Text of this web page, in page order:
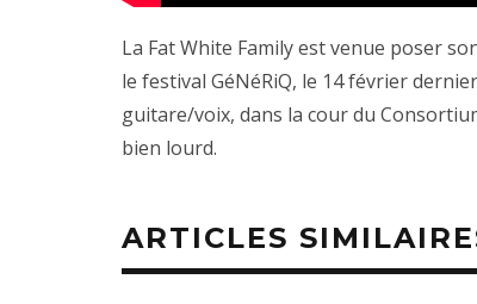
La FatWhite Family est venue poser
le festival GéNéRiQ, le 14 février
guitare/voix, dans la cour du
bien lourd.
ARTICLES